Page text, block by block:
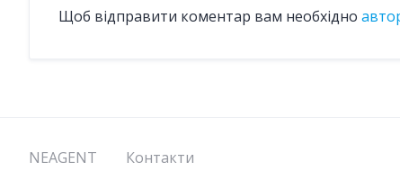
Щоб відправити коментар вам необхідно
NEAGENT Контакти